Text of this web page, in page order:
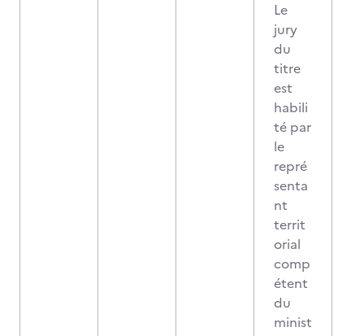
Le
jury
du
titre
est
habili
té par
le
repré
senta
nt
territ
orial
comp
étent
du
minist